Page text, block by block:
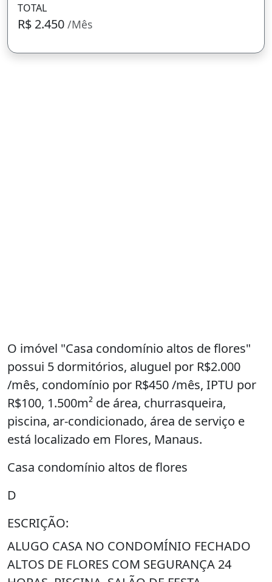
TOTAL
R$ 2.450 /Mês
O imóvel "Casa condomínio altos de flores"
possui 5 dormitórios, aluguel por R$2.000
/mês, condomínio por R$450 /mês, IPTU por
R$100, 1.500m² de área, churrasqueira,
piscina, ar-condicionado, área de serviço e
está localizado em Flores, Manaus.
Casa condomínio altos de flores
D
ESCRIÇÃO:
ALUGO CASA NO CONDOMÍNIO FECHADO
ALTOS DE FLORES COM SEGURANÇA 24